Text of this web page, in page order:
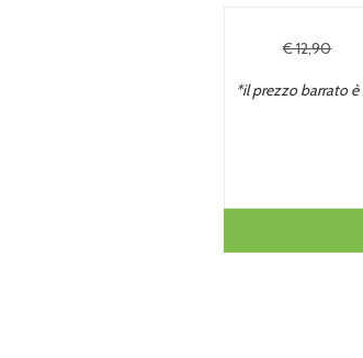
€ 12,90
*il prezzo barrato